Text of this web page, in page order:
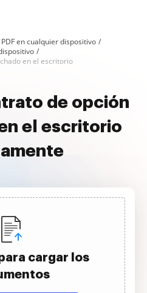
en cualquier dispositivo
en el escritorio
de opción
el escritorio
cargar los